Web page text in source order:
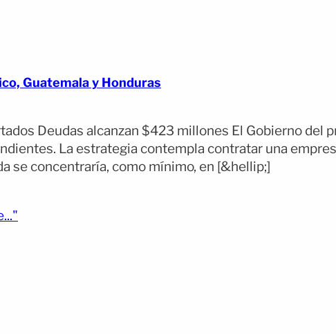
Guatemala y Honduras
Deudas alcanzan $423 millones El Gobierno del
La estrategia contempla contratar una
se concentraría, como mínimo, en [&hellip;]